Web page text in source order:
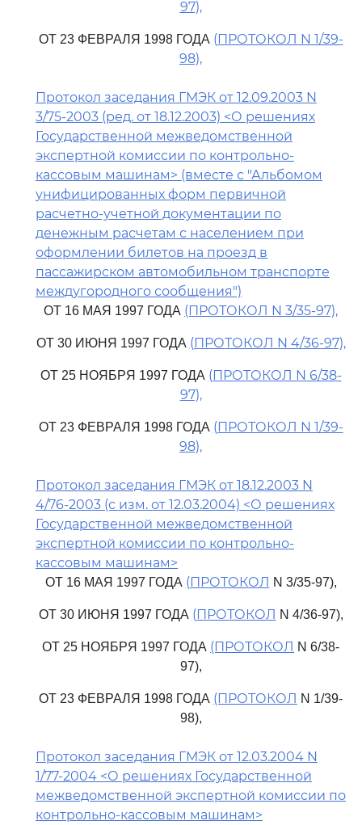
97),
ОТ 23 ФЕВРАЛЯ 1998 ГОДА (ПРОТОКОЛ N 1/39-
98),
Протокол заседания ГМЭК от 12.09.2003 N
3/75-2003 (ред. от 18.12.2003) <О решениях
Государственной межведомственной
экспертной комиссии по контрольно-
кассовым машинам> (вместе с "Альбомом
унифицированных форм первичной
расчетно-учетной документации по
денежным расчетам с населением при
оформлении билетов на проезд в
пассажирском автомобильном транспорте
междугородного сообщения")
ОТ 16 МАЯ 1997 ГОДА (ПРОТОКОЛ N 3/35-97),
ОТ 30 ИЮНЯ 1997 ГОДА (ПРОТОКОЛ N 4/36-97),
ОТ 25 НОЯБРЯ 1997 ГОДА (ПРОТОКОЛ N 6/38-
97),
ОТ 23 ФЕВРАЛЯ 1998 ГОДА (ПРОТОКОЛ N 1/39-
98),
Протокол заседания ГМЭК от 18.12.2003 N
4/76-2003 (с изм. от 12.03.2004) <О решениях
Государственной межведомственной
экспертной комиссии по контрольно-
кассовым машинам>
ОТ 16 МАЯ 1997 ГОДА (ПРОТОКОЛ N 3/35-97),
ОТ 30 ИЮНЯ 1997 ГОДА (ПРОТОКОЛ N 4/36-97),
ОТ 25 НОЯБРЯ 1997 ГОДА (ПРОТОКОЛ N 6/38-
97),
ОТ 23 ФЕВРАЛЯ 1998 ГОДА (ПРОТОКОЛ N 1/39-
98),
Протокол заседания ГМЭК от 12.03.2004 N
1/77-2004 <О решениях Государственной
межведомственной экспертной комиссии по
контрольно-кассовым машинам>